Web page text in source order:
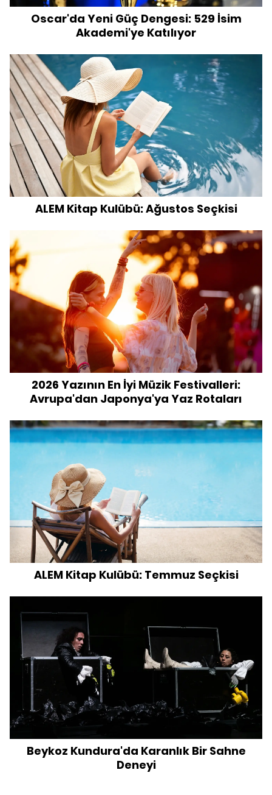
Oscar'da Yeni Güç Dengesi: 529 İsim
Akademi'ye Katılıyor
ALEM Kitap Kulübü: Ağustos Seçkisi
2026 Yazının En İyi Müzik Festivalleri:
Avrupa'dan Japonya'ya Yaz Rotaları
ALEM Kitap Kulübü: Temmuz Seçkisi
Beykoz Kundura'da Karanlık Bir Sahne
Deneyi